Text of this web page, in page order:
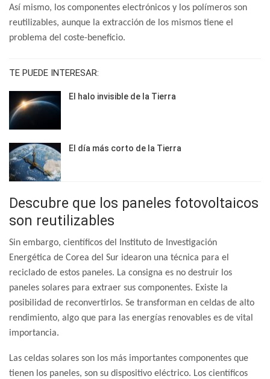
Así mismo, los componentes electrónicos y los polímeros son
reutilizables, aunque la extracción de los mismos tiene el
problema del coste-beneficio.
TE PUEDE INTERESAR:
El halo invisible de la Tierra
El día más corto de la Tierra
Descubre que los paneles fotovoltaicos
son reutilizables
Sin embargo, científicos del Instituto de Investigación
Energética de Corea del Sur idearon una técnica para el
reciclado de estos paneles. La consigna es no destruir los
paneles solares para extraer sus componentes. Existe la
posibilidad de reconvertirlos. Se transforman en celdas de alto
rendimiento, algo que para las energías renovables es de vital
importancia.
Las celdas solares son los más importantes componentes que
tienen los paneles, son su dispositivo eléctrico. Los científicos